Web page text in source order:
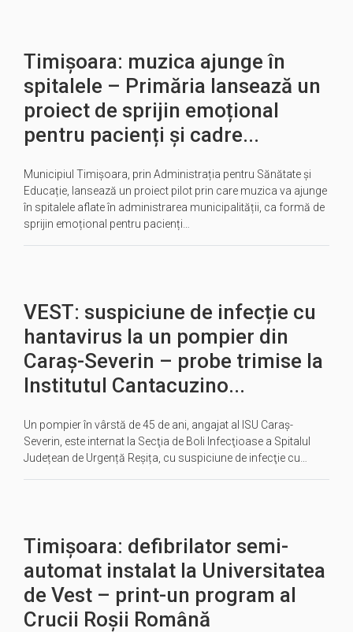
Timișoara: muzica ajunge în
spitalele – Primăria lansează un
proiect de sprijin emoțional
pentru pacienți și cadre...
Municipiul Timișoara, prin Administrația pentru Sănătate și
Educație, lansează un proiect pilot prin care muzica va ajunge
în spitalele aflate în administrarea municipalității, ca formă de
sprijin emoțional pentru pacienți…
VEST: suspiciune de infecție cu
hantavirus la un pompier din
Caraş-Severin – probe trimise la
Institutul Cantacuzino...
Un pompier în vârstă de 45 de ani, angajat al ISU Caraș-
Severin, este internat la Secţia de Boli Infecţioase a Spitalul
Județean de Urgență Reșița, cu suspiciune de infecţie cu…
Timișoara: defibrilator semi-
automat instalat la Universitatea
de Vest – print-un program al
Crucii Roșii Română